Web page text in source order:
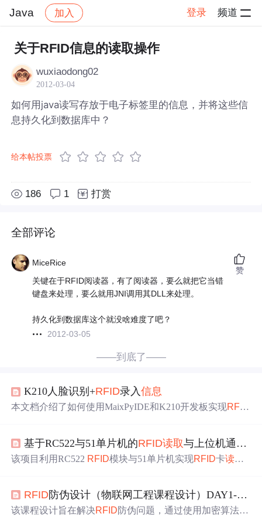
Java 加入 登录 频道
社区 Java 帖子详情
关于RFID信息的读取操作
wuxiaodong02
2012-03-04
如何用java读写存放于电子标签里的信息，并将这些信
息持久化到数据库中？
给本帖投票
186 1 打赏
全部评论
MiceRice
关键在于RFID阅读器，有了阅读器，要么就把它当错
键盘来处理，要么就用JNI调用其DLL来处理。
持久化到数据库这个就没啥难度了吧？
2012-03-05
赞
——到底了——
K210人脸识别+RFID录入信息
本文档介绍了如何使用MaixPyIDE和K210开发板实现RFID
特别提醒了数据线质量对RFID工作的影响。此外，还探讨
了如何在IC卡中存储和读取中文姓名的技巧。
基于RC522与51单片机的RFID读取与上位机通信项目设计
该项目利用RC522 RFID模块与51单片机实现RFID卡读取
位机软件开发，以及
RFID卡识别、数据显示处理等流程。
RFID防伪设计（物联网工程课程设计）DAY1---开题报告
该课程设计旨在解决RFID防伪问题，通过使用加密算法如